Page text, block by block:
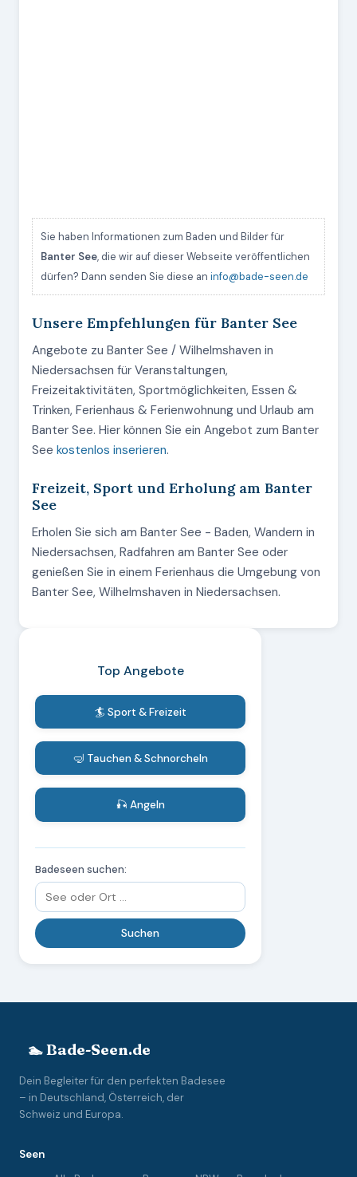
Sie haben Informationen zum Baden und Bilder für
Banter See, die wir auf dieser Webseite veröffentlichen
dürfen? Dann senden Sie diese an info@bade-seen.de
Unsere Empfehlungen für Banter See
Angebote zu Banter See / Wilhelmshaven in
Niedersachsen für Veranstaltungen,
Freizeitaktivitäten, Sportmöglichkeiten, Essen &
Trinken, Ferienhaus & Ferienwohnung und Urlaub am
Banter See. Hier können Sie ein Angebot zum Banter
See kostenlos inserieren.
Freizeit, Sport und Erholung am Banter
See
Erholen Sie sich am Banter See - Baden, Wandern in
Niedersachsen, Radfahren am Banter See oder
genießen Sie in einem Ferienhaus die Umgebung von
Banter See, Wilhelmshaven in Niedersachsen.
Top Angebote
🏄 Sport & Freizeit
🤿 Tauchen & Schnorcheln
🎣 Angeln
Badeseen suchen:
🏊 Bade-Seen.de
Dein Begleiter für den perfekten Badesee
– in Deutschland, Österreich, der
Schweiz und Europa.
Seen